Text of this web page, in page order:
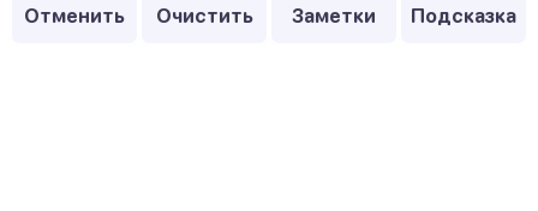
Отменить Очистить Заметки Подсказка